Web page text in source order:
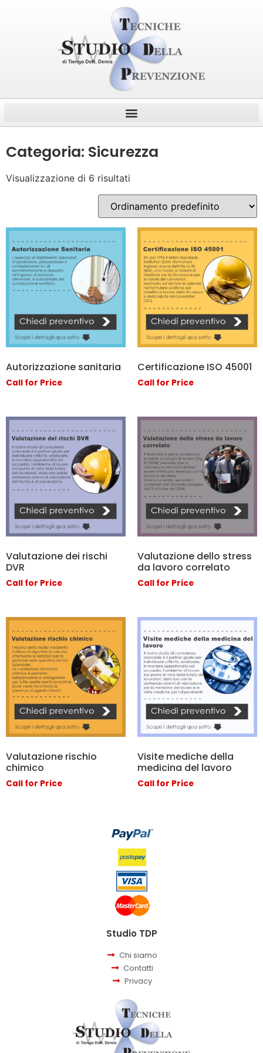
Categoria: Sicurezza
Visualizzazione di 6 risultati
Autorizzazione sanitaria
Call for Price
Certificazione ISO 45001
Call for Price
Valutazione dei rischi
DVR
Call for Price
Valutazione dello stress
da lavoro correlato
Call for Price
Valutazione rischio
chimico
Call for Price
Visite mediche della
medicina del lavoro
Call for Price
Studio TDP
Chi siamo
Contatti
Privacy